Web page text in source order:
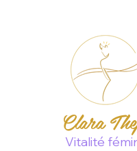
Clara
Vitalité